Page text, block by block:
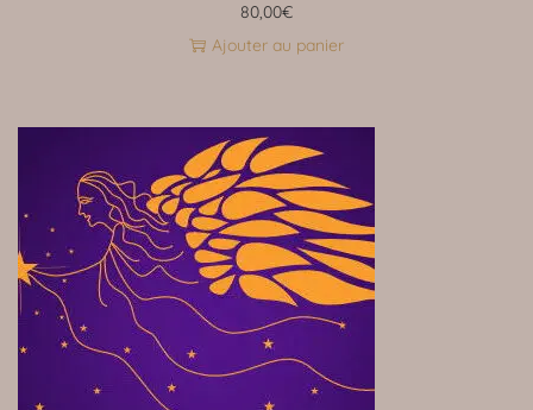
80,00€
Ajouter au panier